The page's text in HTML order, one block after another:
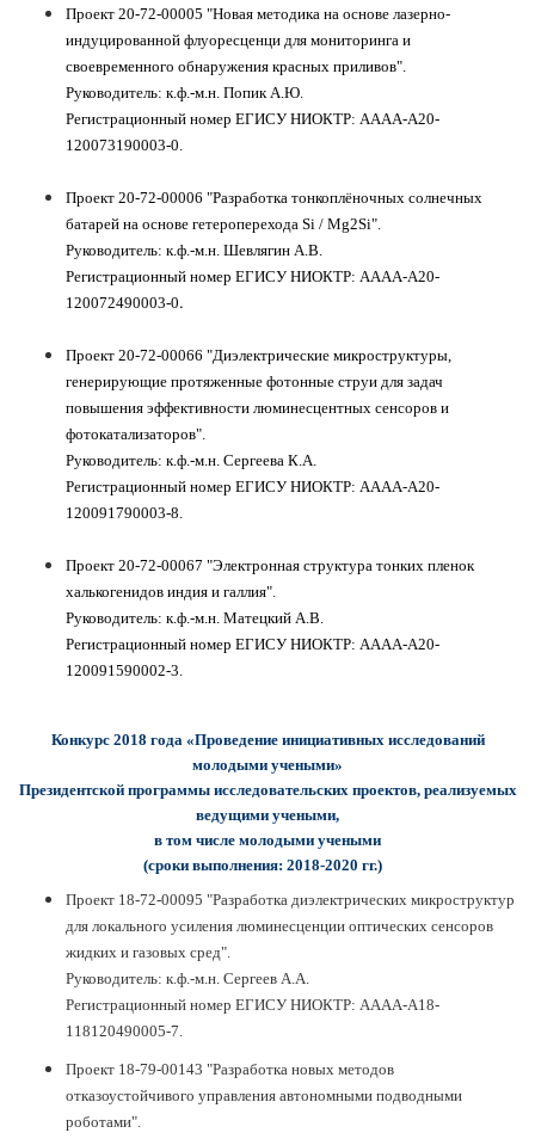
Проект 20-72-00005 "Новая методика на основе лазерно-
индуцированной флуоресценци для мониторинга и
своевременного обнаружения красных приливов".
Руководитель: к.ф.-м.н. Попик А.Ю.
Регистрационный номер ЕГИСУ НИОКТР: АААА-А20-
120073190003-0.
Проект 20-72-00006 "Разработка тонкоплёночных солнечных
батарей на основе гетероперехода Si / Mg2Si".
Руководитель: к.ф.-м.н. Шевлягин А.В.
Регистрационный номер ЕГИСУ НИОКТР: АААА-А20-
120072490003-0.
Проект 20-72-00066 "Диэлектрические микроструктуры,
генерирующие протяженные фотонные струи для задач
повышения эффективности люминесцентных сенсоров и
фотокатализаторов".
Руководитель: к.ф.-м.н. Сергеева К.А.
Регистрационный номер ЕГИСУ НИОКТР: АААА-А20-
120091790003-8.
Проект 20-72-00067 "Электронная структура тонких пленок
халькогенидов индия и галлия".
Руководитель: к.ф.-м.н. Матецкий А.В.
Регистрационный номер ЕГИСУ НИОКТР: АААА-А20-
120091590002-3.
Конкурс 2018 года «Проведение инициативных исследований
молодыми учеными»
Президентской программы исследовательских проектов, реализуемых
ведущими учеными,
в том числе молодыми учеными
(сроки выполнения: 2018-2020 гг.)
Проект 18-72-00095 "Разработка диэлектрических микроструктур
для локального усиления люминесценции оптических сенсоров
жидких и газовых сред".
Руководитель: к.ф.-м.н. Сергеев А.А.
Регистрационный номер ЕГИСУ НИОКТР: АААА-А18-
118120490005-7
Проект 18-79-00143 "Разработка новых методов
отказоустойчивого управления автономными подводными
роботами".